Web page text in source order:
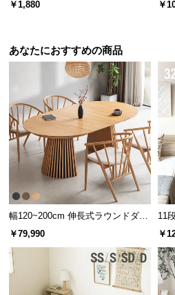
存在感のあるバイカラー
インテリアのアクセントにな
ン。置くだけでモダンなお部
す。
￥1,880 ￥
あなたにおすすめの商品
幅120~200cm 伸長式ラウンドダイ
ニングテーブル 6人掛け 天然木突
板 美しい格子デザイン
￥79,990
11
キ
￥